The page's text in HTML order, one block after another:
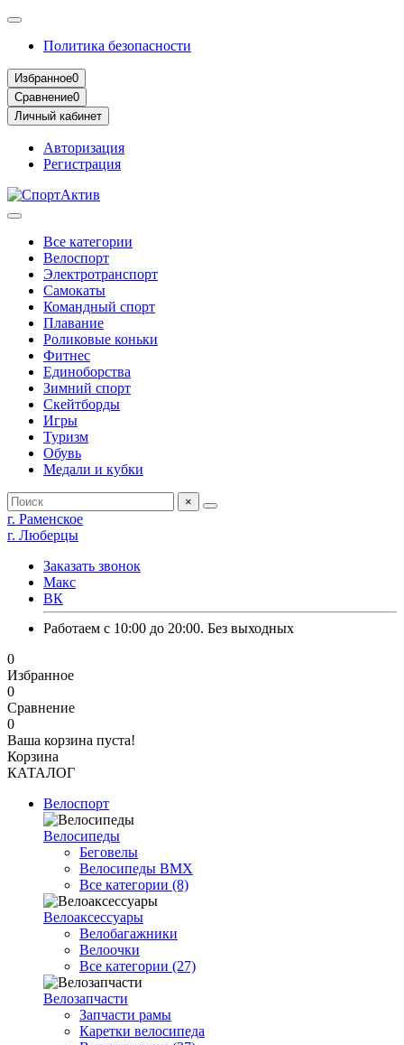
Политика безопасности
Избранное0
Сравнение0
Личный кабинет
Авторизация
Регистрация
Все категории
Велоспорт
Электротранспорт
Самокаты
Командный спорт
Плавание
Роликовые коньки
Фитнес
Единоборства
Зимний спорт
Скейтборды
Игры
Туризм
Обувь
Медали и кубки
×
г. Раменское
г. Люберцы
Заказать звонок
Макс
ВК
Работаем с 10:00 до 20:00. Без выходных
0
Избранное
0
Сравнение
0
Ваша корзина пуста!
Корзина
КАТАЛОГ
Велоспорт
Велосипеды
Беговелы
Велосипеды BMX
Все категории (8)
Велоаксессуары
Велобагажники
Велоочки
Все категории (27)
Велозапчасти
Запчасти рамы
Каретки велосипеда